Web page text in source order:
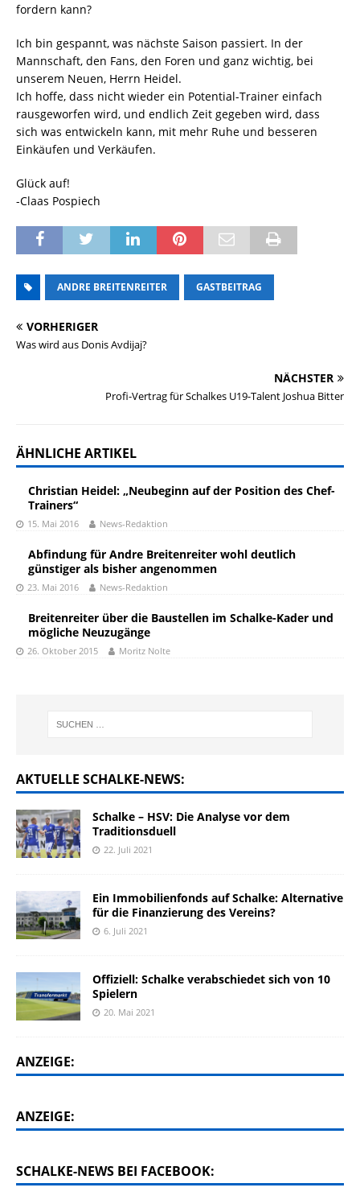
fordern kann?
Ich bin gespannt, was nächste Saison passiert. In der
Mannschaft, den Fans, den Foren und ganz wichtig, bei
unserem Neuen, Herrn Heidel.
Ich hoffe, dass nicht wieder ein Potential-Trainer einfach
rausgeworfen wird, und endlich Zeit gegeben wird, dass
sich was entwickeln kann, mit mehr Ruhe und besseren
Einkäufen und Verkäufen.
Glück auf!
-Claas Pospiech
ANDRE BREITENREITER GASTBEITRAG
VORHERIGER
Was wird aus Donis Avdijaj?
NÄCHSTER
Profi-Vertrag für Schalkes U19-Talent Joshua Bitter
ÄHNLICHE ARTIKEL
Christian Heidel: „Neubeginn auf der Position des Chef-
Trainers“
15. Mai 2016 News-Redaktion
Abfindung für Andre Breitenreiter wohl deutlich
günstiger als bisher angenommen
23. Mai 2016 News-Redaktion
Breitenreiter über die Baustellen im Schalke-Kader und
mögliche Neuzugänge
26. Oktober 2015 Moritz Nolte
AKTUELLE SCHALKE-NEWS:
Schalke – HSV: Die Analyse vor dem
Traditionsduell
22. Juli 2021
Ein Immobilienfonds auf Schalke: Alternative
für die Finanzierung des Vereins?
6. Juli 2021
Offiziell: Schalke verabschiedet sich von 10
Spielern
20. Mai 2021
ANZEIGE:
ANZEIGE:
SCHALKE-NEWS BEI FACEBOOK: